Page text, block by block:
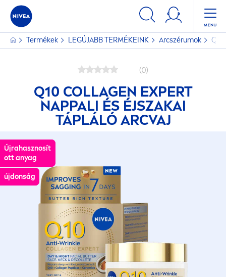
Termékek LEGÚJABB TERMÉKEINK Arcszérumok
(0)
Q10 COLLAGEN EXPERT
NAPPALI ÉS ÉJSZAKAI
TÁPLÁLÓ ARCVAJ
Újrahasznosít
ott anyag
újdonság
Újrahasznosít
ott anyag
újdonság